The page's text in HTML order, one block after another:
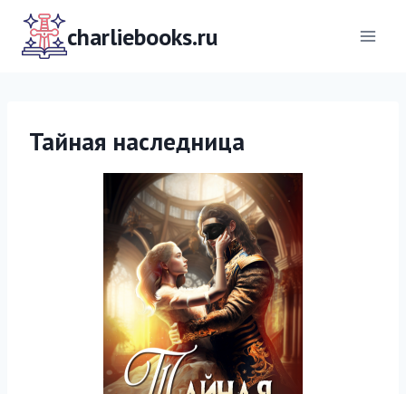
Перейти
содержимомуcharliebooks.ru
Тайная наследница